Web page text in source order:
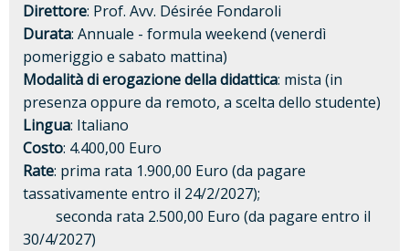
Direttore: Prof. Avv. Désirée Fondaroli
Durata: Annuale - formula weekend (venerdì
pomeriggio e sabato mattina)
Modalità di erogazione della didattica: mista (in
presenza oppure da remoto, a scelta dello studente)
Lingua: Italiano
Costo: 4.400,00 Euro
Rate: prima rata 1.900,00 Euro (da pagare
tassativamente entro il 24/2/2027);
seconda rata 2.500,00 Euro (da pagare entro il
30/4/2027)